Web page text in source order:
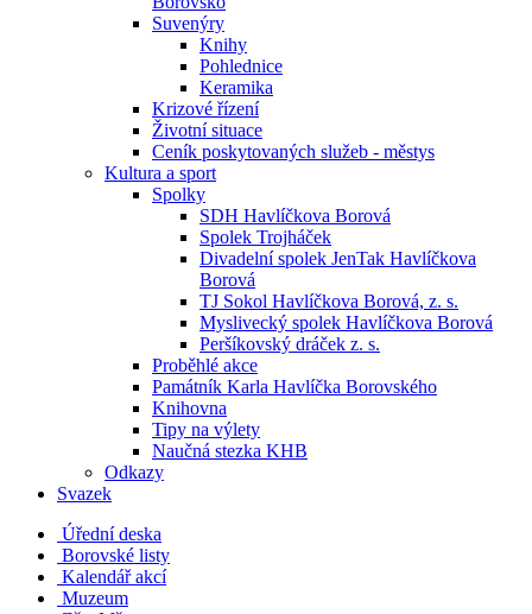
Suvenýry
Knihy
Pohlednice
Keramika
Krizové řízení
Životní situace
Ceník poskytovaných služeb - městys
Kultura a sport
Spolky
SDH Havlíčkova Borová
Spolek Trojháček
Divadelní spolek JenTak Havlíčkova
Borová
TJ Sokol Havlíčkova Borová, z. s.
Myslivecký spolek Havlíčkova Borová
Peršíkovský dráček z. s.
Proběhlé akce
Památník Karla Havlíčka Borovského
Knihovna
Tipy na výlety
Naučná stezka KHB
Odkazy
Svazek
Úřední deska
Borovské listy
Kalendář akcí
Muzeum